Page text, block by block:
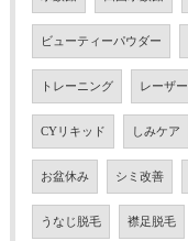
ビューティーパウダー
トレーニング レーザー
CYリキッド しみケア
お盆休み シミ改善
うなじ脱毛 襟足脱毛